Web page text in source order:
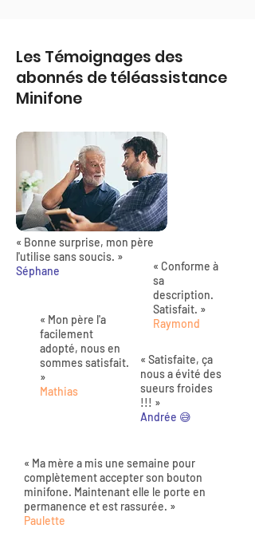
Les Témoignages des
abonnés de téléassistance
Minifone
« Bonne surprise, mon père
l'utilise sans soucis. »
Séphane
« Mon père l'a
facilement
adopté, nous en
sommes satisfait.
»
Mathias
« Conforme à
sa
description.
Satisfait. »
Raymond
« Satisfaite, ça
nous a évité des
sueurs froides
!!! »
Andrée 😅
« Ma mère a mis une semaine pour
complètement accepter son bouton
minifone. Maintenant elle le porte en
permanence et est rassurée. »
Paulette